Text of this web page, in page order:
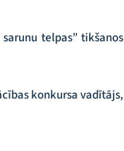
telpas” tikšanos
konkursa vadītājs,